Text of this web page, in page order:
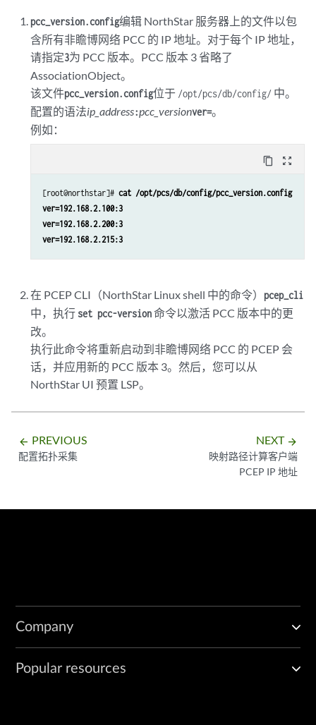
pcc_version.config编辑 NorthStar 服务器上的文件以包
含所有非瞻博网络 PCC 的 IP 地址。对于每个 IP 地址，
请指定3为 PCC 版本。PCC 版本 3 省略了
AssociationObject。
该文件pcc_version.config位于 /opt/pcs/db/config/ 中。
配置的语法ip_address:pcc_versionver=。
例如：
content_copy zoom_out_map
[root@northstar]# cat /opt/pcs/db/config/pcc_version.config
ver=192.168.2.100:3
ver=192.168.2.200:3
ver=192.168.2.215:3
在 PCEP CLI（NorthStar Linux shell 中的命令）pcep_cli
中，执行 set pcc-version命令以激活 PCC 版本中的更
改。
执行此命令将重新启动到非瞻博网络 PCC 的 PCEP 会
话，并应用新的 PCC 版本 3。然后，您可以从
NorthStar UI 预置 LSP。
arrow_backward PREVIOUS
配置拓扑采集
NEXT arrow_forward
映射路径计算客户端
PCEP IP 地址
Company
Popular resources